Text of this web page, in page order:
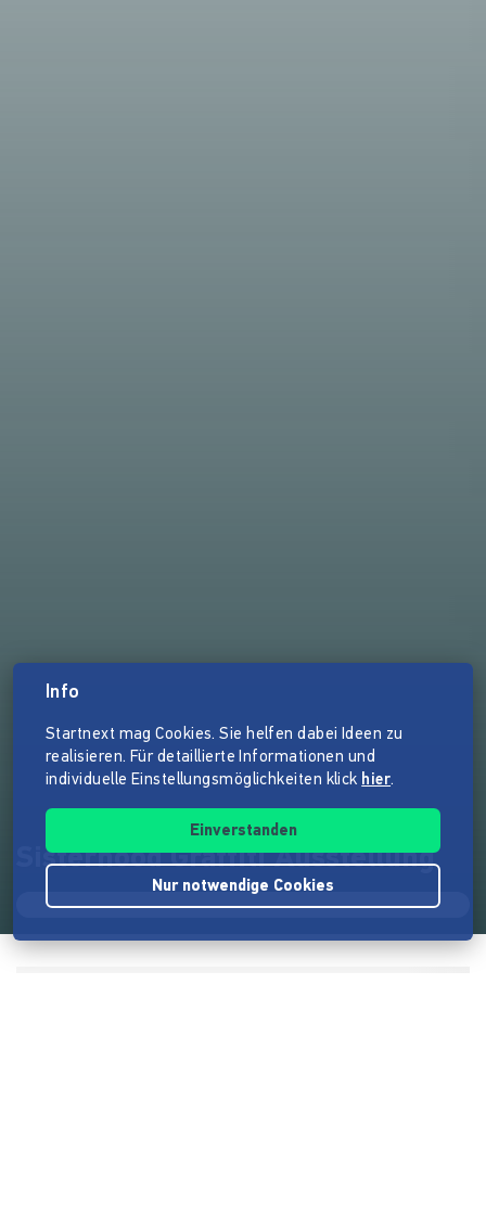
Sisterhood Graffiti Ausstellung
Info
Startnext mag Cookies. Sie helfen dabei Ideen zu
realisieren. Für detaillierte Informationen und
individuelle Einstellungsmöglichkeiten klick hier.
Einverstanden
Nur notwendige Cookies